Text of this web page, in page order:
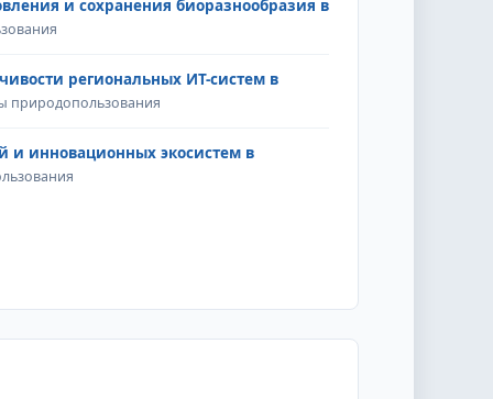
и сохранения биоразнообразия в
региональных ИТ-систем в
природопользования
и инновационных экосистем в